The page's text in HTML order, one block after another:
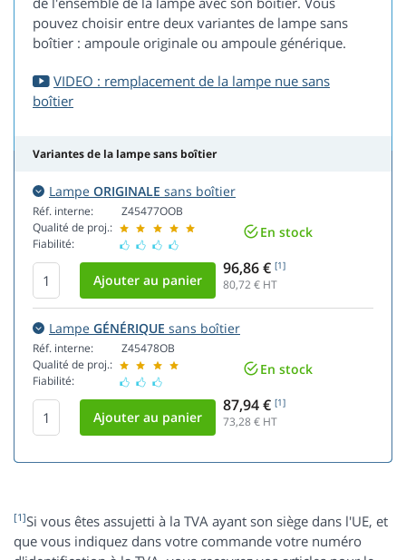
pouvez choisir entre deux variantes de lampe sans
boîtier : ampoule originale ou ampoule générique.
VIDEO : remplacement de la lampe nue sans
boîtier
Variantes de la lampe sans boîtier
Lampe ORIGINALE sans boîtier
Réf. interne:
Qualité de proj.:
Fiabilité:
Z45477OOB
En stock
96,86 € [1]
80,72€ HT
Lampe GÉNÉRIQUE sans boîtier
Réf. interne:
Qualité de proj.:
Fiabilité:
Z45478OB
En stock
87,94 € [1]
73,28€ HT
[1]Si vous êtes assujetti à la TVA ayant son siège dans l'UE, et
que vous indiquez dans votre commande votre numéro